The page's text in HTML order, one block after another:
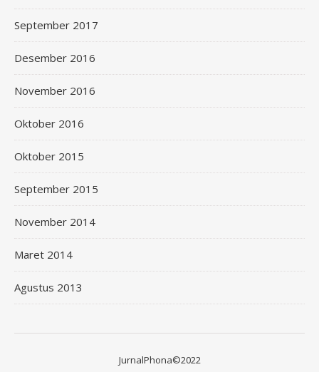
September 2017
Desember 2016
November 2016
Oktober 2016
Oktober 2015
September 2015
November 2014
Maret 2014
Agustus 2013
JurnalPhona©2022